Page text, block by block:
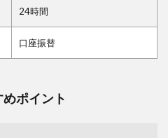
24時間
口座振替
ポイント